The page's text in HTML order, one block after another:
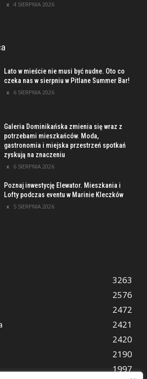
4 SIERPNIA 2026
Lato w mieście nie musi być nudne. Oto co
czeka nas w sierpniu w Pitlane Summer Bar!
6 SIERPNIA 2026
Galeria Dominikańska zmienia się wraz z
potrzebami mieszkańców. Moda,
gastronomia i miejska przestrzeń spotkań
zyskują na znaczeniu
6 SIERPNIA 2026
Poznaj inwestycję Elewator. Mieszkania i
Lofty podczas eventu w Marinie Kleczków
5 SIERPNIA 2026
3263
2576
2472
2421
2420
2190
1997